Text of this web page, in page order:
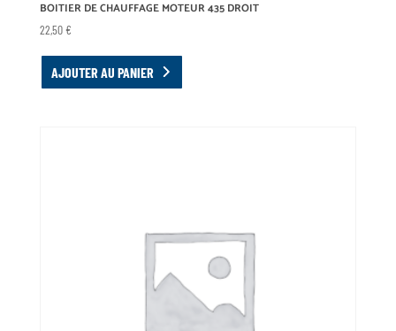
BOITIER DE CHAUFFAGE MOTEUR 435 DROIT
22,50€
AJOUTER AU PANIER